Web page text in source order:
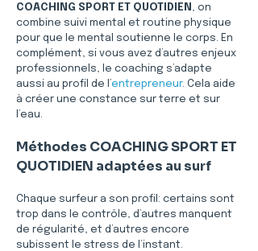
COACHING SPORT ET QUOTIDIEN , on
combine suivi mental et routine physique
pour que le mental soutienne le corps. En
complément, si vous avez d’autres enjeux
professionnels, le coaching s’adapte
aussi au profil de l’entrepreneur. Cela aide
à créer une constance sur terre et sur
l’eau.
Méthodes COACHING SPORT ET
QUOTIDIEN adaptées au surf
Chaque surfeur a son profil: certains sont
trop dans le contrôle, d’autres manquent
de régularité, et d’autres encore
subissent le stress de l’instant.